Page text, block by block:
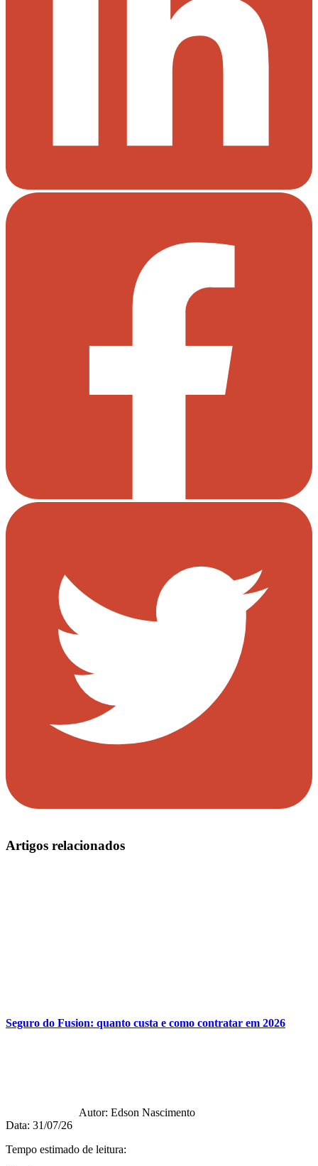
Artigos relacionados
Seguro do Fusion: quanto custa e como contratar em 2026
Autor: Edson Nascimento
Data: 31/07/26
Tempo estimado de leitura: